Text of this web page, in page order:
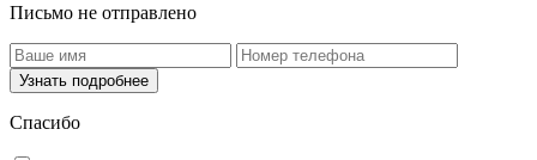
Письмо не отправлено
Узнать подробнее
Спасибо